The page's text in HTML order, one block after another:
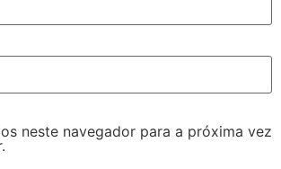
neste navegador para a próxima vez